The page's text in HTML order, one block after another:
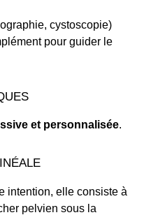
cystoscopie)
pour guider le
et personnalisée.
intention, elle consiste à
pelvien sous la